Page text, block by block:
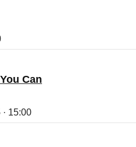
Can
· 15:00